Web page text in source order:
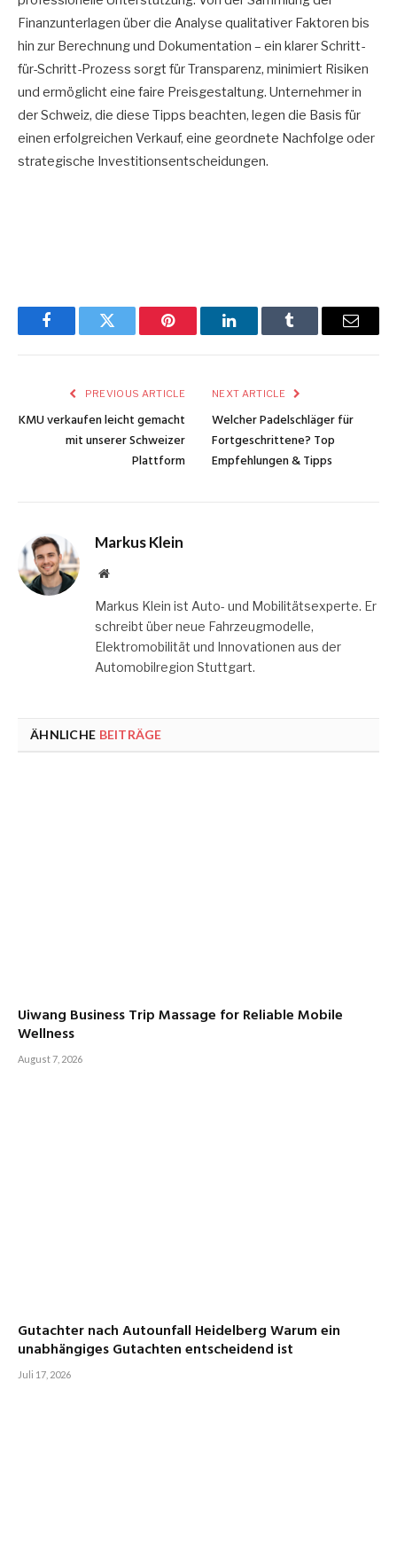
Finanzunterlagen über die Analyse qualitativer Faktoren bis
hin zur Berechnung und Dokumentation – ein klarer Schritt-
für-Schritt-Prozess sorgt für Transparenz, minimiert Risiken
und ermöglicht eine faire Preisgestaltung. Unternehmer in
der Schweiz, die diese Tipps beachten, legen die Basis für
einen erfolgreichen Verkauf, eine geordnete Nachfolge oder
strategische Investitionsentscheidungen.
FacebookTwitter Pinterest LinkedInTumblr Email
PREVIOUS ARTICLE
KMU verkaufen leicht gemacht
mit unserer Schweizer
Plattform
NEXT ARTICLE
Welcher Padelschläger für
Fortgeschrittene? Top
Empfehlungen & Tipps
Markus Klein
Website
Markus Klein ist Auto- und Mobilitätsexperte. Er
schreibt über neue Fahrzeugmodelle,
Elektromobilität und Innovationen aus der
Automobilregion Stuttgart.
ÄHNLICHE BEITRÄGE
Uiwang Business Trip Massage for Reliable Mobile
Wellness
August 7, 2026
Gutachter nach Autounfall Heidelberg Warum ein
unabhängiges Gutachten entscheidend ist
Juli 17, 2026